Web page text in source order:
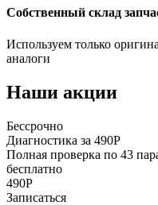
Собственный склад
Используем только
аналоги
Наши акции
Бессрочно
Диагностика за 490Р
Полная проверка по 43
бесплатно
490Р
Записаться